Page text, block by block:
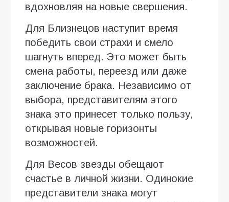
вдохновляя на новые свершения.
Для Близнецов наступит время
победить свои страхи и смело
шагнуть вперед. Это может быть
смена работы, переезд или даже
заключение брака. Независимо от
выбора, представителям этого
знака это принесет только пользу,
открывая новые горизонты
возможностей.
Для Весов звезды обещают
счастье в личной жизни. Одинокие
представители знака могут